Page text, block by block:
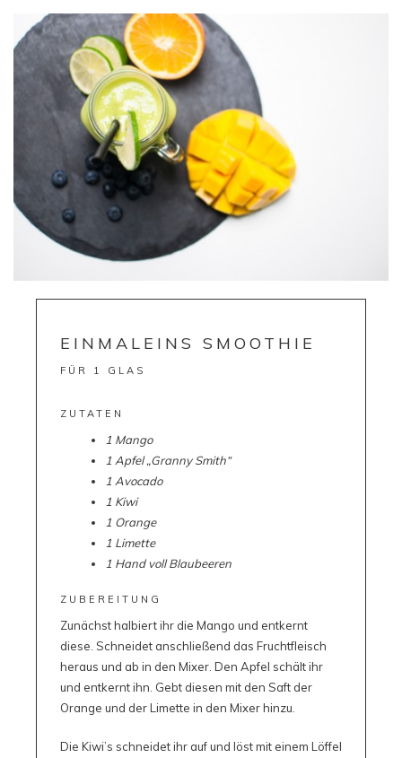
EINMALEINS SMOOTHIE
FÜR 1 GLAS
ZUTATEN
1 Mango
1 Apfel „Granny Smith“
1 Avocado
1 Kiwi
1 Orange
1 Limette
1 Hand voll Blaubeeren
ZUBEREITUNG
Zunächst halbiert ihr die Mango und entkernt
diese. Schneidet anschließend das Fruchtfleisch
heraus und ab in den Mixer. Den Apfel schält ihr
und entkernt ihn. Gebt diesen mit den Saft der
Orange und der Limette in den Mixer hinzu.
Die Kiwi’s schneidet ihr auf und löst mit einem Löffel